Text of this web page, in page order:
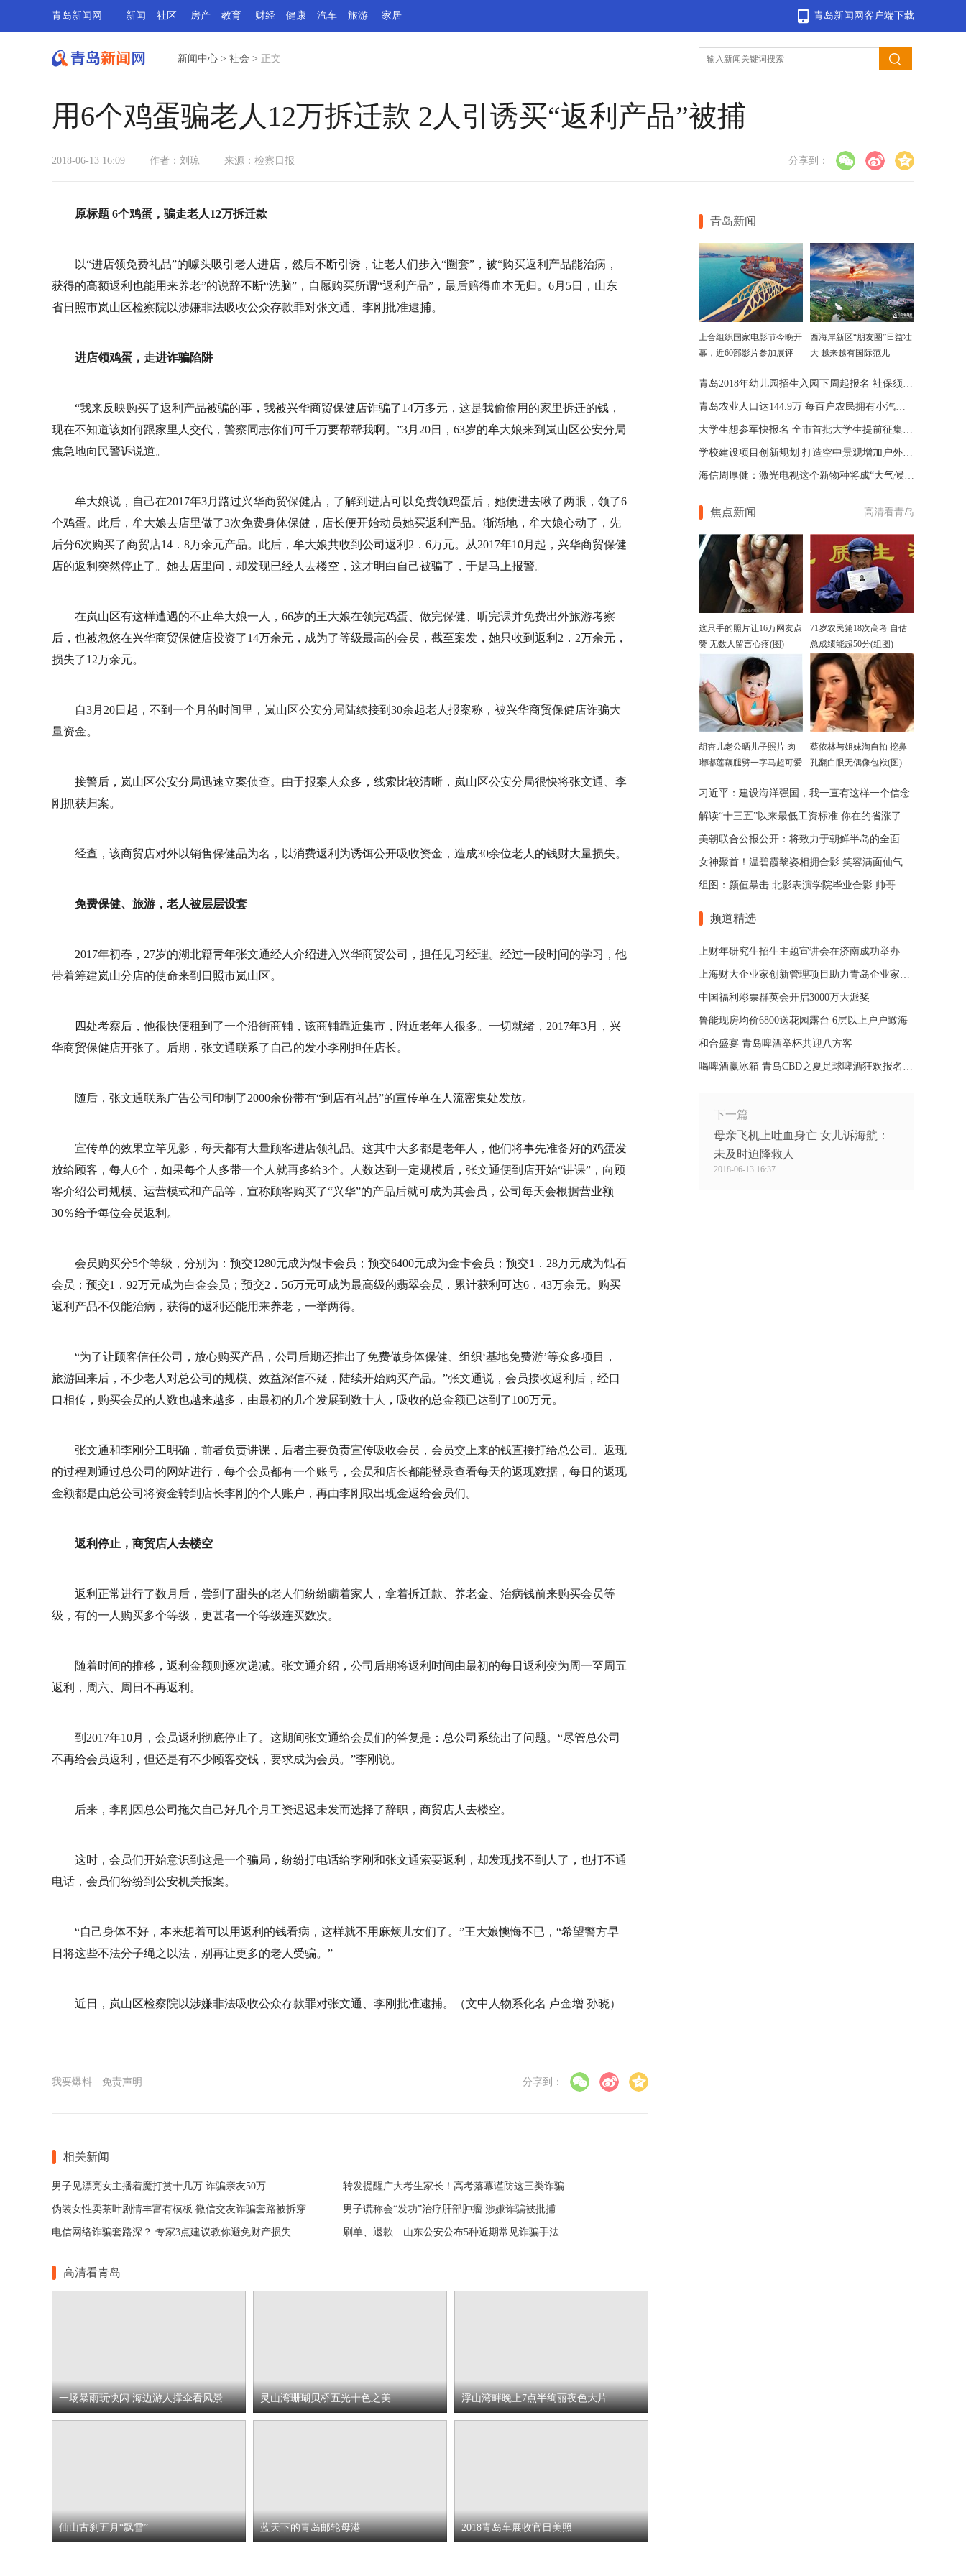
青岛新闻网客户端下载
青岛新闻网 新闻 社区 房产 教育 财经 健康 汽车 旅游 家居
新闻中心 > 社会 > 正文
用6个鸡蛋骗老人12万拆迁款 2人引诱买“返利产品”被捕
2018-06-13 16:09 作者：刘琼 来源： 检察日报 分享到：
原标题 6个鸡蛋，骗走老人12万拆迁款
以“进店领免费礼品”的噱头吸引老人进店，然后不断引诱，让老人们步入“圈套”，被“购买返利产品能治病，
获得的高额返利也能用来养老”的说辞不断“洗脑”，自愿购买所谓“返利产品”，最后赔得血本无归。6月5日，山东
省日照市岚山区检察院以涉嫌非法吸收公众存款罪对张文通、李刚批准逮捕。
进店领鸡蛋，走进诈骗陷阱
“我来反映购买了返利产品被骗的事，我被兴华商贸保健店诈骗了14万多元，这是我偷偷用的家里拆迁的钱，
现在不知道该如何跟家里人交代，警察同志你们可千万要帮帮我啊。”3月20日，63岁的牟大娘来到岚山区公安分局
焦急地向民警诉说道。
牟大娘说，自己在2017年3月路过兴华商贸保健店，了解到进店可以免费领鸡蛋后，她便进去瞅了两眼，领了6
个鸡蛋。此后，牟大娘去店里做了3次免费身体保健，店长便开始动员她买返利产品。渐渐地，牟大娘心动了，先
后分6次购买了商贸店14．8万余元产品。此后，牟大娘共收到公司返利2．6万元。从2017年10月起，兴华商贸保健
店的返利突然停止了。她去店里问，却发现已经人去楼空，这才明白自己被骗了，于是马上报警。
在岚山区有这样遭遇的不止牟大娘一人，66岁的王大娘在领完鸡蛋、做完保健、听完课并免费出外旅游考察
后，也被忽悠在兴华商贸保健店投资了14万余元，成为了等级最高的会员，截至案发，她只收到返利2．2万余元，
损失了12万余元。
自3月20日起，不到一个月的时间里，岚山区公安分局陆续接到30余起老人报案称，被兴华商贸保健店诈骗大
量资金。
接警后，岚山区公安分局迅速立案侦查。由于报案人众多，线索比较清晰，岚山区公安分局很快将张文通、李
刚抓获归案。
经查，该商贸店对外以销售保健品为名，以消费返利为诱饵公开吸收资金，造成30余位老人的钱财大量损失。
免费保健、旅游，老人被层层设套
2017年初春，27岁的湖北籍青年张文通经人介绍进入兴华商贸公司，担任见习经理。经过一段时间的学习，他
带着筹建岚山分店的使命来到日照市岚山区。
四处考察后，他很快便租到了一个沿街商铺，该商铺靠近集市，附近老年人很多。一切就绪，2017年3月，兴
华商贸保健店开张了。后期，张文通联系了自己的发小李刚担任店长。
随后，张文通联系广告公司印制了2000余份带有“到店有礼品”的宣传单在人流密集处发放。
宣传单的效果立竿见影，每天都有大量顾客进店领礼品。这其中大多都是老年人，他们将事先准备好的鸡蛋发
放给顾客，每人6个，如果每个人多带一个人就再多给3个。人数达到一定规模后，张文通便到店开始“讲课”，向顾
客介绍公司规模、运营模式和产品等，宣称顾客购买了“兴华”的产品后就可成为其会员，公司每天会根据营业额
30％给予每位会员返利。
会员购买分5个等级，分别为：预交1280元成为银卡会员；预交6400元成为金卡会员；预交1．28万元成为钻石
会员；预交1．92万元成为白金会员；预交2．56万元可成为最高级的翡翠会员，累计获利可达6．43万余元。购买
返利产品不仅能治病，获得的返利还能用来养老，一举两得。
“为了让顾客信任公司，放心购买产品，公司后期还推出了免费做身体保健、组织‘基地免费游’等众多项目，
旅游回来后，不少老人对总公司的规模、效益深信不疑，陆续开始购买产品。”张文通说，会员接收返利后，经口
口相传，购买会员的人数也越来越多，由最初的几个发展到数十人，吸收的总金额已达到了100万元。
张文通和李刚分工明确，前者负责讲课，后者主要负责宣传吸收会员，会员交上来的钱直接打给总公司。返现
的过程则通过总公司的网站进行，每个会员都有一个账号，会员和店长都能登录查看每天的返现数据，每日的返现
金额都是由总公司将资金转到店长李刚的个人账户，再由李刚取出现金返给会员们。
返利停止，商贸店人去楼空
返利正常进行了数月后，尝到了甜头的老人们纷纷瞒着家人，拿着拆迁款、养老金、治病钱前来购买会员等
级，有的一人购买多个等级，更甚者一个等级连买数次。
随着时间的推移，返利金额则逐次递减。张文通介绍，公司后期将返利时间由最初的每日返利变为周一至周五
返利，周六、周日不再返利。
到2017年10月，会员返利彻底停止了。这期间张文通给会员们的答复是：总公司系统出了问题。“尽管总公司
不再给会员返利，但还是有不少顾客交钱，要求成为会员。”李刚说。
后来，李刚因总公司拖欠自己好几个月工资迟迟未发而选择了辞职，商贸店人去楼空。
这时，会员们开始意识到这是一个骗局，纷纷打电话给李刚和张文通索要返利，却发现找不到人了，也打不通
电话，会员们纷纷到公安机关报案。
“自己身体不好，本来想着可以用返利的钱看病，这样就不用麻烦儿女们了。”王大娘懊悔不已，“希望警方早
日将这些不法分子绳之以法，别再让更多的老人受骗。”
近日，岚山区检察院以涉嫌非法吸收公众存款罪对张文通、李刚批准逮捕。（文中人物系化名 卢金增 孙晓）
我要爆料 免责声明 分享到：
相关新闻
男子见漂亮女主播着魔打赏十几万 诈骗亲友50万 转发提醒广大考生家长！高考落幕谨防这三类诈骗
伪装女性卖茶叶剧情丰富有模板 微信交友诈骗套路被拆穿 男子谎称会“发功”治疗肝部肿瘤 涉嫌诈骗被批捕
电信网络诈骗套路深？ 专家3点建议教你避免财产损失 刷单、退款…山东公安公布5种近期常见诈骗手法
高清看青岛
一场暴雨玩快闪 海边游人撑伞看风景 灵山湾珊瑚贝桥五光十色之美 浮山湾畔晚上7点半绚丽夜色大片
仙山古刹五月“飘雪” 蓝天下的青岛邮轮母港 2018青岛车展收官日美照
青岛新闻
上合组织国家电影节今晚开
幕，近60部影片参加展评
西海岸新区“朋友圈”日益壮
大 越来越有国际范儿
青岛2018年幼儿园招生入园下周起报名 社保须知了解一下
青岛农业人口达144.9万 每百户农民拥有小汽车39.3辆
大学生想参军快报名 全市首批大学生提前征集开始体检
学校建设项目创新规划 打造空中景观增加户外活动空间
海信周厚健：激光电视这个新物种将成“大气候”(图)
焦点新闻 高清看青岛
这只手的照片让16万网友点
赞 无数人留言心疼(图)
71岁农民第18次高考 自估
总成绩能超50分(组图)
胡杏儿老公晒儿子照片 肉
嘟嘟莲藕腿劈一字马超可爱
蔡依林与姐妹淘自拍 挖鼻
孔翻白眼无偶像包袱(图)
习近平：建设海洋强国，我一直有这样一个信念
解读“十三五”以来最低工资标准 你在的省涨了多少
美朝联合公报公开：将致力于朝鲜半岛的全面无核化
女神聚首！温碧霞黎姿相拥合影 笑容满面仙气十足
组图：颜值暴击 北影表演学院毕业合影 帅哥美女齐聚
频道精选
上财年研究生招生主题宣讲会在济南成功举办
上海财大企业家创新管理项目助力青岛企业家培养
中国福利彩票群英会开启3000万大派奖
鲁能现房均价6800送花园露台 6层以上户户瞰海
和合盛宴 青岛啤酒举杯共迎八方客
喝啤酒赢冰箱 青岛CBD之夏足球啤酒狂欢报名通道开启
下一篇
母亲飞机上吐血身亡 女儿诉海航：
未及时迫降救人
2018-06-13 16:37